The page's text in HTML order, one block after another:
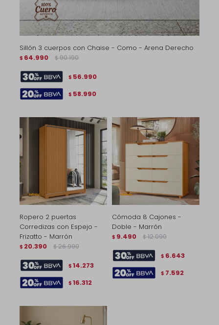
Sillón 3 cuerpos con Chaise - Como - Arena Derecho
$ 64.990 $ 90.190
$ 56.990
$ 58.990
Ropero 2 puertas
Corredizas con Espejo -
Frizatto - Marrón
$ 20.390 $ 26.990
$ 14.273
$ 16.312
Cómoda 8 Cajones -
Doble - Marrón
$ 9.490 $ 12.090
$ 6.643
$ 7.592